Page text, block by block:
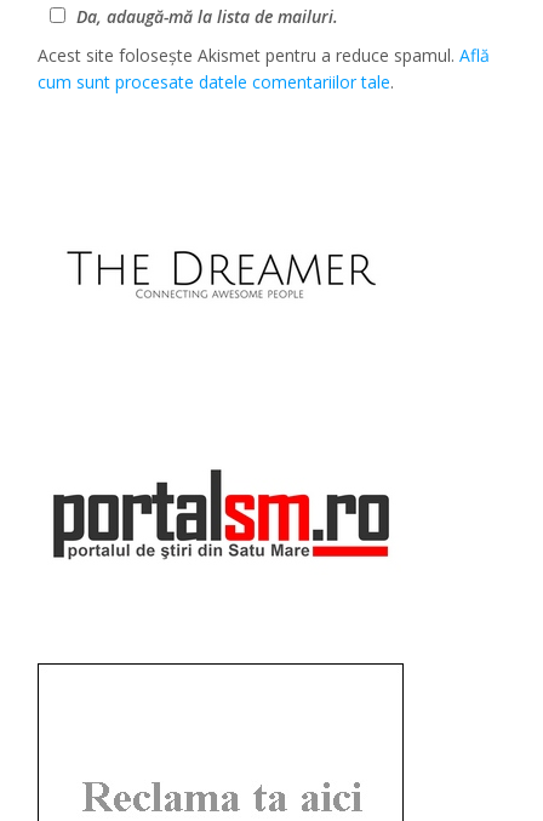
Da, adaugă-mă la lista de mailuri.
Acest site folosește Akismet pentru a reduce spamul.Află
cum sunt procesate datele comentariilor tale.